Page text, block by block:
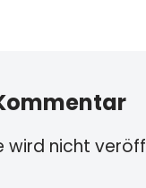
wird nicht